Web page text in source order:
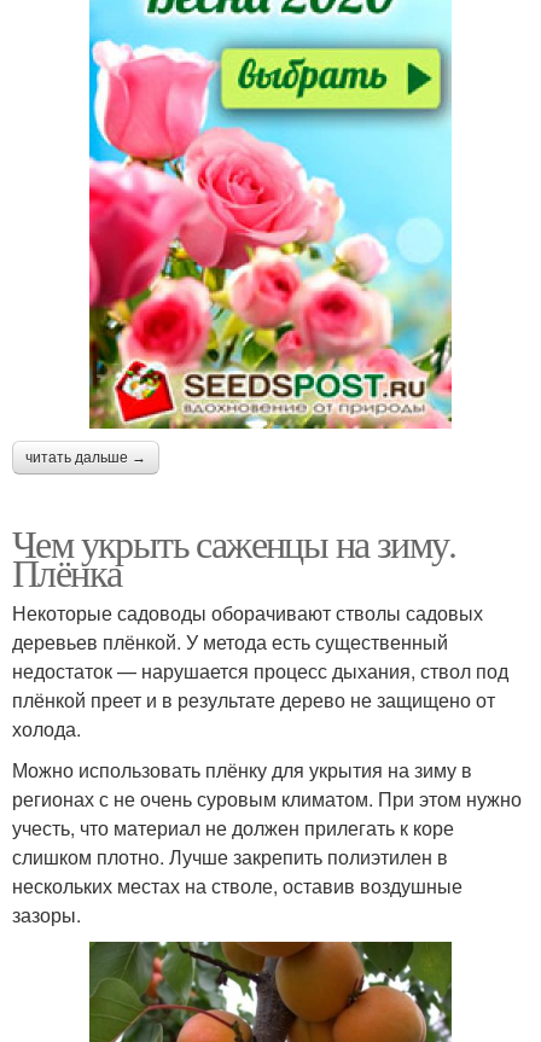
читать дальше →
Чем укрыть саженцы на зиму.
Плёнка
Некоторые садоводы оборачивают стволы садовых
деревьев плёнкой. У метода есть существенный
недостаток — нарушается процесс дыхания, ствол под
плёнкой преет и в результате дерево не защищено от
холода.
Можно использовать плёнку для укрытия на зиму в
регионах с не очень суровым климатом. При этом нужно
учесть, что материал не должен прилегать к коре
слишком плотно. Лучше закрепить полиэтилен в
нескольких местах на стволе, оставив воздушные
зазоры.